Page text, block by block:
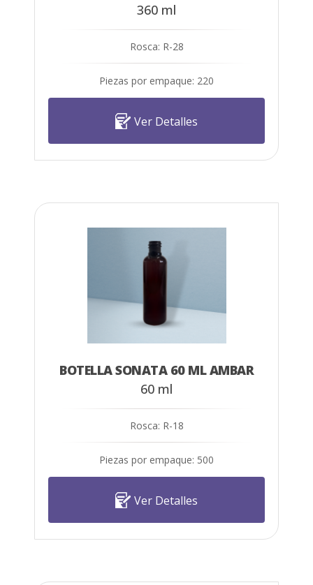
360 ml
Rosca: R-28
Piezas por empaque: 220
Ver Detalles
BOTELLA SONATA 60 ML AMBAR
60 ml
Rosca: R-18
Piezas por empaque: 500
Ver Detalles